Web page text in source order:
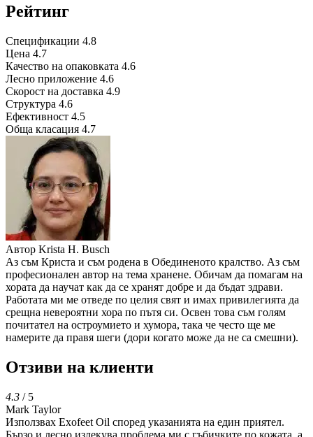
Рейтинг
Спецификации 4.8
Цена 4.7
Качество на опаковката 4.6
Лесно приложение 4.6
Скорост на доставка 4.9
Структура 4.6
Ефективност 4.5
Обща класация 4.7
Автор Krista H. Busch
Аз съм Криста и съм родена в Обединеното кралство. Аз съм
професионален автор на тема хранене. Обичам да помагам на
хората да научат как да се хранят добре и да бъдат здрави.
Работата ми ме отведе по целия свят и имах привилегията да
срещна невероятни хора по пътя си. Освен това съм голям
почитател на остроумието и хумора, така че често ще ме
намерите да правя шеги (дори когато може да не са смешни).
Отзиви на клиенти
4.3 / 5
Mark Taylor
Използвах Exofeet Oil според указанията на един приятел.